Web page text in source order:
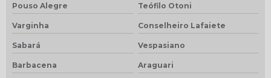
Pouso Alegre Teófilo Otoni
Varginha Conselheiro Lafaiete
Sabará Vespasiano
Barbacena Araguari